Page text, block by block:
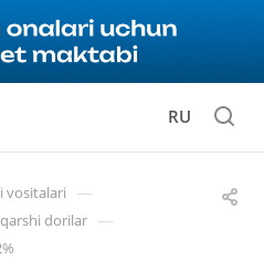
RU
vositalari —
dorilar —